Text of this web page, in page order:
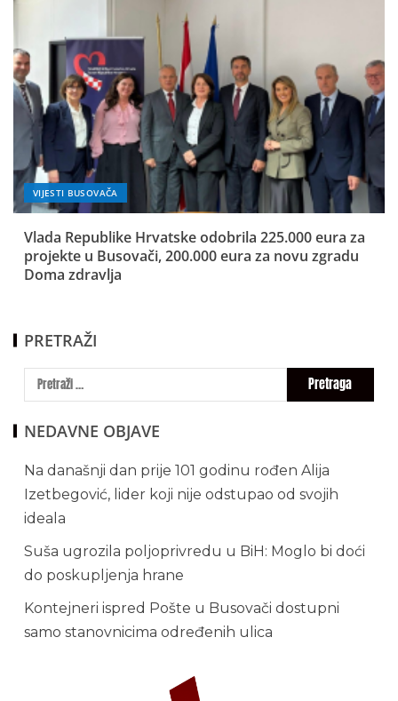
VIJESTI BUSOVAČA
Vlada Republike Hrvatske odobrila 225.000 eura za
projekte u Busovači, 200.000 eura za novu zgradu
Doma zdravlja
PRETRAŽI
NEDAVNE OBJAVE
Na današnji dan prije 101 godinu rođen Alija
Izetbegović, lider koji nije odstupao od svojih
ideala
Suša ugrozila poljoprivredu u BiH: Moglo bi doći
do poskupljenja hrane
Kontejneri ispred Pošte u Busovači dostupni
samo stanovnicima određenih ulica